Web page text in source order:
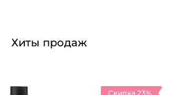
Хиты продаж
Скидка 23%